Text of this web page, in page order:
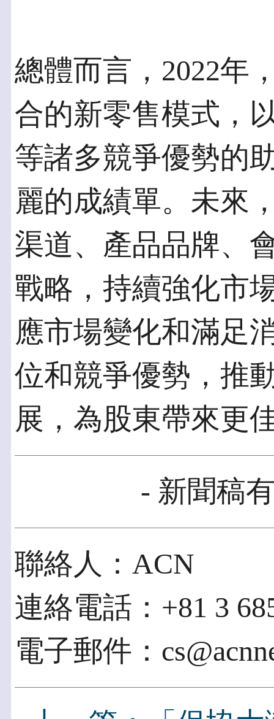
總體而言，2022年
合的新零售模式，
等諸多競爭優勢的
麗的成績單。未來
渠道、產品品牌、
戰略，持續強化市
應市場變化和滿足
位和競爭優勢，推
展，為股東帶來更
- 新聞稿
聯絡人：ACN
連絡電話：+81 3
電子郵件：